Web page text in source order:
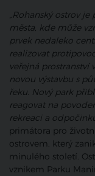
„Rohanský ostrov
města, kde může
prvek nedaleko
realizovat
veřejná
novou výstavbu s
řeku. Nový park
reagovat na
rekreaci a
primátora pro
ostrovem, který
minulého století.
vznikem Parku